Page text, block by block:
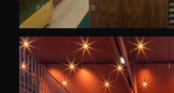
PARIS · 2020